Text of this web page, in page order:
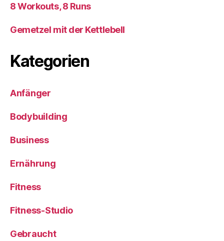
8 Workouts, 8 Runs
Gemetzel mit der Kettlebell
Kategorien
Anfänger
Bodybuilding
Business
Ernährung
Fitness
Fitness-Studio
Gebraucht